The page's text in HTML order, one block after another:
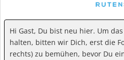
Hi Gast, Du bist neu hier. Um
halten, bitten wir Dich, erst die
rechts) zu bemühen, bevor Du